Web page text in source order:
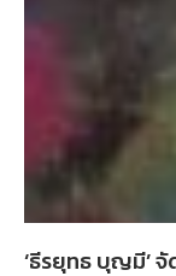
‘ธีรยุทธ บุญมี’